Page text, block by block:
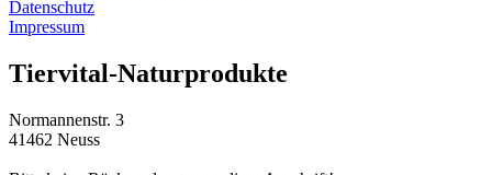
Datenschutz
Impressum
Tiervital-Naturprodukte
Normannenstr. 3
41462 Neuss